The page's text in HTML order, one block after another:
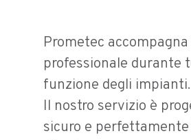
Prometec
professionale durante
funzione degli impianti.
Il nostro servizio è
sicuro e